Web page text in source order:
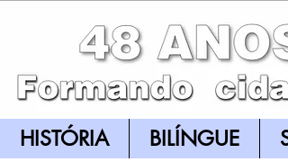
HISTÓRIA BILÍNGUE